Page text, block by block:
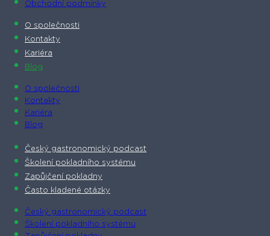
Obchodní podmínky
O společnosti​
Kontakty
Kariéra
Blog
O společnosti​
Kontakty
Kariéra
Blog
Český gastronomický podcast​
Školení pokladního systému
Zapůjčení pokladny
Často kladené otázky
Český gastronomický podcast​
Školení pokladního systému